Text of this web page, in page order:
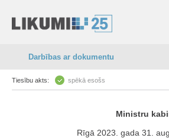
Darbības ar dokumentu
Tiesību akts: spēkā esošs
Ministru
Rīgā 2023. gada 31.